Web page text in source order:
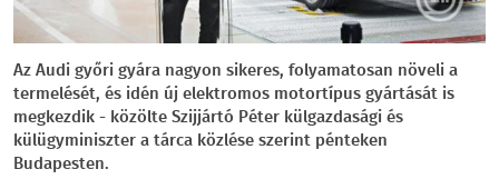
Az Audi győri gyára nagyon sikeres, folyamatosan növeli a
termelését, és idén új elektromos motortípus gyártását is
megkezdik - közölte Szijjártó Péter külgazdasági és
külügyminiszter a tárca közlése szerint pénteken
Budapesten.